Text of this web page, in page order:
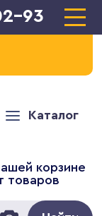
93
Каталог
корзине
товаров